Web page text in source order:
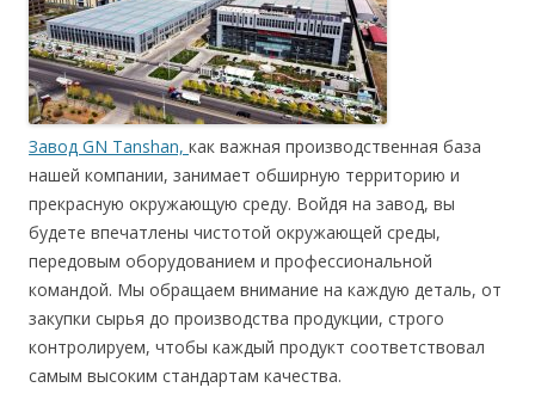
Завод GN Tanshan, как важная производственная база
нашей компании, занимает обширную территорию и
прекрасную окружающую среду. Войдя на завод, вы
будете впечатлены чистотой окружающей среды,
передовым оборудованием и профессиональной
командой. Мы обращаем внимание на каждую деталь, от
закупки сырья до производства продукции, строго
контролируем, чтобы каждый продукт соответствовал
самым высоким стандартам качества.